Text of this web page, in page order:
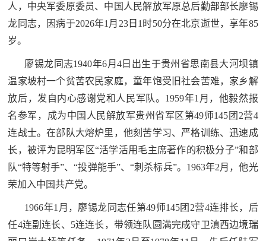
人，中央军委原委员、中国人民解放军原总后勤部部长廖锡
龙同志，因病于2026年1月23日1时50分在北京逝世，享年85
岁。
廖锡龙同志1940年6月4日出生于贵州省思南县大河坝镇
温家坡村一个贫苦农民家庭，童年饱受旧社会苦难，家乡解
放后，发自内心感谢党和人民军队。1959年1月，他毅然报
名参军，成为中国人民解放军贵州省军区第49师145团2营4
连战士。在部队大熔炉里，他刻苦学习、严格训练、迅速成
长，被评为昆明军区“活学活用毛主席著作的积极分子”和部
队“特等射手”、“投弹能手”、“刺杀标兵”。1963年2月，他光
荣加入中国共产党。
1966年1月，廖锡龙同志任第49师145团2营4连排长，后
任4连副连长、5连连长，带领连队圆满完成守卫滇西边境瑞